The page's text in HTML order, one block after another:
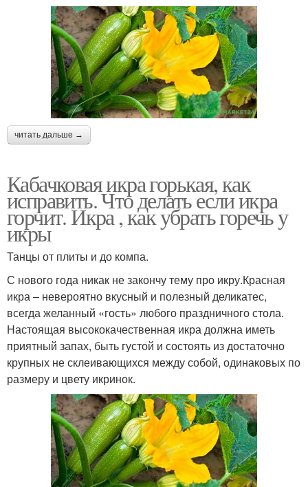
читать дальше →
Кабачковая икра горькая, как
исправить. Что делать если икра
горчит. Икра , как убрать горечь у
икры
Танцы от плиты и до компа.
С нового года никак не закончу тему про икру.Красная
икра – невероятно вкусный и полезный деликатес,
всегда желанный «гость» любого праздничного стола.
Настоящая высококачественная икра должна иметь
приятный запах, быть густой и состоять из достаточно
крупных не склеивающихся между собой, одинаковых по
размеру и цвету икринок.